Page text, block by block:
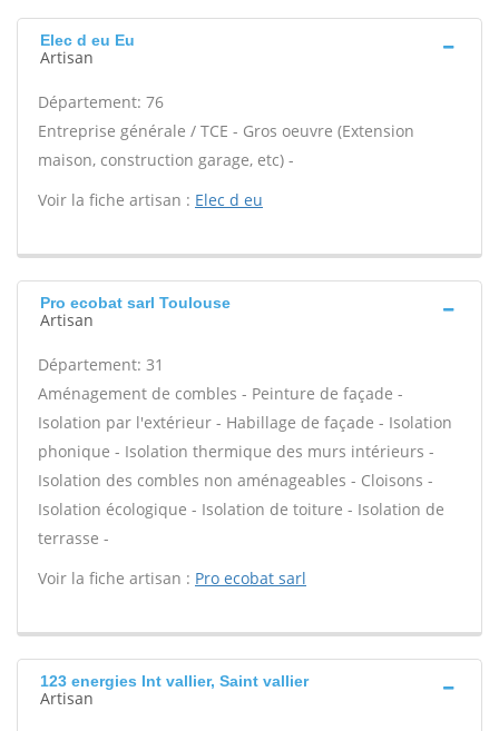
Elec d eu Eu
Artisan
Département: 76
Entreprise générale / TCE - Gros oeuvre (Extension
maison, construction garage, etc) -
Voir la fiche artisan : Elec d eu
Pro ecobat sarl Toulouse
Artisan
Département: 31
Aménagement de combles - Peinture de façade -
Isolation par l'extérieur - Habillage de façade - Isolation
phonique - Isolation thermique des murs intérieurs -
Isolation des combles non aménageables - Cloisons -
Isolation écologique - Isolation de toiture - Isolation de
terrasse -
Voir la fiche artisan : Pro ecobat sarl
123 energies Int vallier, Saint vallier
Artisan